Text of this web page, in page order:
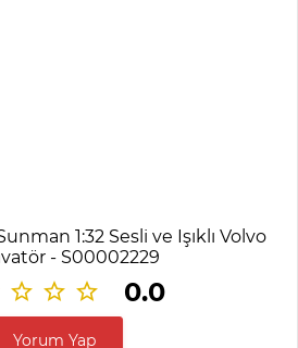
1:32 Sesli ve Işıklı Volvo
- S00002229
0.0
Yorum Yap